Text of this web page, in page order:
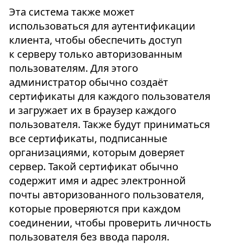
Эта система также может
использоваться для аутентификации
клиента, чтобы обеспечить доступ
к серверу только авторизованным
пользователям. Для этого
администратор обычно создаёт
сертификаты для каждого пользователя
и загружает их в браузер каждого
пользователя. Также будут приниматься
все сертификаты, подписанные
организациями, которым доверяет
сервер. Такой сертификат обычно
содержит имя и адрес электронной
почты авторизованного пользователя,
которые проверяются при каждом
соединении, чтобы проверить личность
пользователя без ввода пароля.